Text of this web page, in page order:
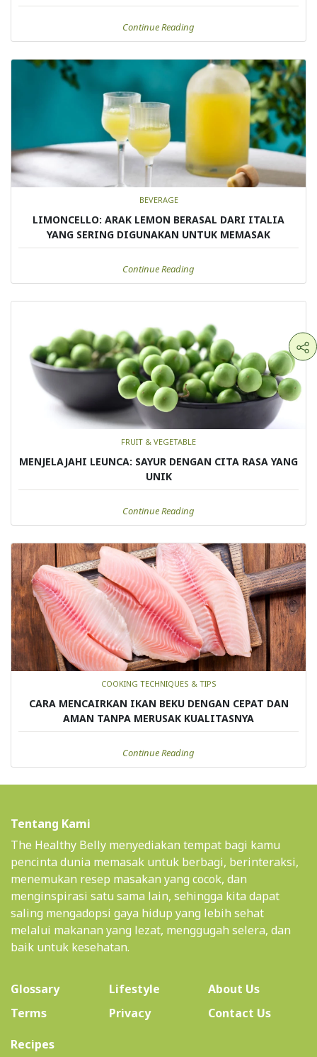
Continue Reading
BEVERAGE
LIMONCELLO: ARAK LEMON BERASAL DARI ITALIA
YANG SERING DIGUNAKAN UNTUK MEMASAK
Continue Reading
FRUIT & VEGETABLE
MENJELAJAHI LEUNCA: SAYUR DENGAN CITA RASA YANG
UNIK
Continue Reading
COOKING TECHNIQUES & TIPS
CARA MENCAIRKAN IKAN BEKU DENGAN CEPAT DAN
AMAN TANPA MERUSAK KUALITASNYA
Continue Reading
Tentang Kami
The Healthy Belly menyediakan tempat bagi kamu
pencinta dunia memasak untuk berbagi, berinteraksi,
menemukan resep masakan yang cocok, dan
menginspirasi satu sama lain, sehingga kita dapat
saling mengadopsi gaya hidup yang lebih sehat
melalui makanan yang lezat, menggugah selera, dan
baik untuk kesehatan.
Glossary Lifestyle About Us(current)
Terms
Privacy
Contact Us
Recipes(current)